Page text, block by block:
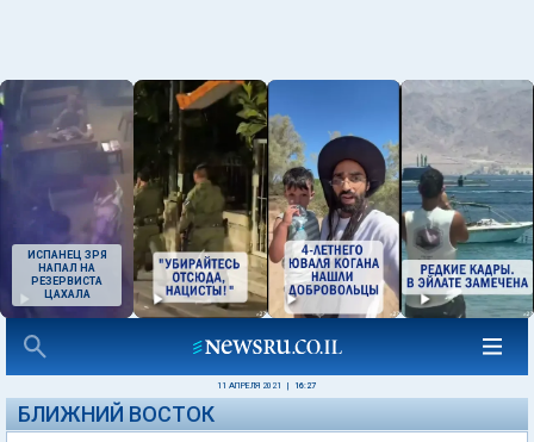
ИСПАНЕЦ ЗРЯ
НАПАЛ НА
РЕЗЕРВИСТА
ЦАХАЛА
11 АПРЕЛЯ 2021 16:27
БЛИЖНИЙ ВОСТОК